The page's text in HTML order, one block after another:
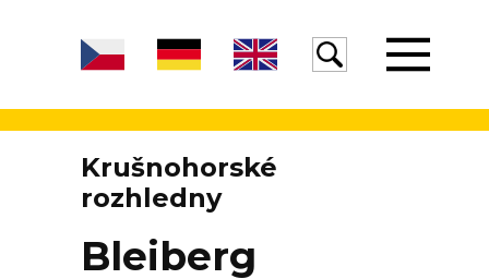
Krušnohorské
rozhledny
Bleiberg